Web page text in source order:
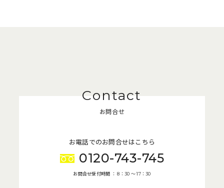
お問合せ
お電話でのお問合せはこちら
0120-743-745
お問合せ受付時間 ： 8：30 〜 17：30